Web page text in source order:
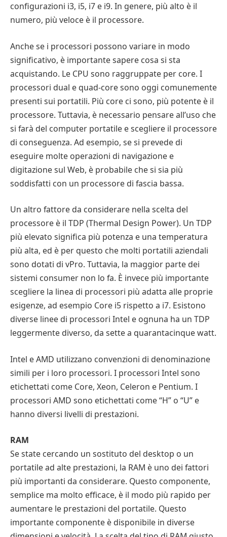
configurazioni i3, i5, i7 e i9. In genere, più alto è il
numero, più veloce è il processore.
Anche se i processori possono variare in modo
significativo, è importante sapere cosa si sta
acquistando. Le CPU sono raggruppate per core. I
processori dual e quad-core sono oggi comunemente
presenti sui portatili. Più core ci sono, più potente è il
processore. Tuttavia, è necessario pensare all’uso che
si farà del computer portatile e scegliere il processore
di conseguenza. Ad esempio, se si prevede di
eseguire molte operazioni di navigazione e
digitazione sul Web, è probabile che si sia più
soddisfatti con un processore di fascia bassa.
Un altro fattore da considerare nella scelta del
processore è il TDP (Thermal Design Power). Un TDP
più elevato significa più potenza e una temperatura
più alta, ed è per questo che molti portatili aziendali
sono dotati di vPro. Tuttavia, la maggior parte dei
sistemi consumer non lo fa. È invece più importante
scegliere la linea di processori più adatta alle proprie
esigenze, ad esempio Core i5 rispetto a i7. Esistono
diverse linee di processori Intel e ognuna ha un TDP
leggermente diverso, da sette a quarantacinque watt.
Intel e AMD utilizzano convenzioni di denominazione
simili per i loro processori. I processori Intel sono
etichettati come Core, Xeon, Celeron e Pentium. I
processori AMD sono etichettati come “H” o “U” e
hanno diversi livelli di prestazioni.
RAM
Se state cercando un sostituto del desktop o un
portatile ad alte prestazioni, la RAM è uno dei fattori
più importanti da considerare. Questo componente,
semplice ma molto efficace, è il modo più rapido per
aumentare le prestazioni del portatile. Questo
importante componente è disponibile in diverse